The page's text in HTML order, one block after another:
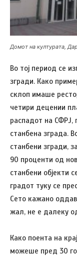
Домот на културата,
Во тој период се
згради. Како
склоп имаше
четири децении
распадот на СФРЈ,
станбена зграда.
станбени згради,
90 проценти од
станбени објекти
градот туку се
Сето кажано
жал, не е далеку
Како поента на
можеше пред 30